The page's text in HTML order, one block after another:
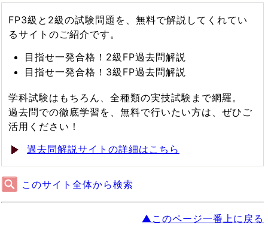
FP3級と2級の試験問題を、無料で解説してくれてい
るサイトのご紹介です。
目指せ一発合格！2級FP過去問解説
目指せ一発合格！3級FP過去問解説
学科試験はもちろん、全種類の実技試験まで網羅。
過去問での徹底学習を、無料で行いたい方は、ぜひご
活用ください！
過去問解説サイトの詳細はこちら
このサイト全体から検索
▲このページ一番上に戻る